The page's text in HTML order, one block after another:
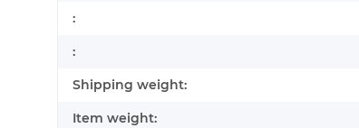
:
:
Shipping weight:
Item weight: